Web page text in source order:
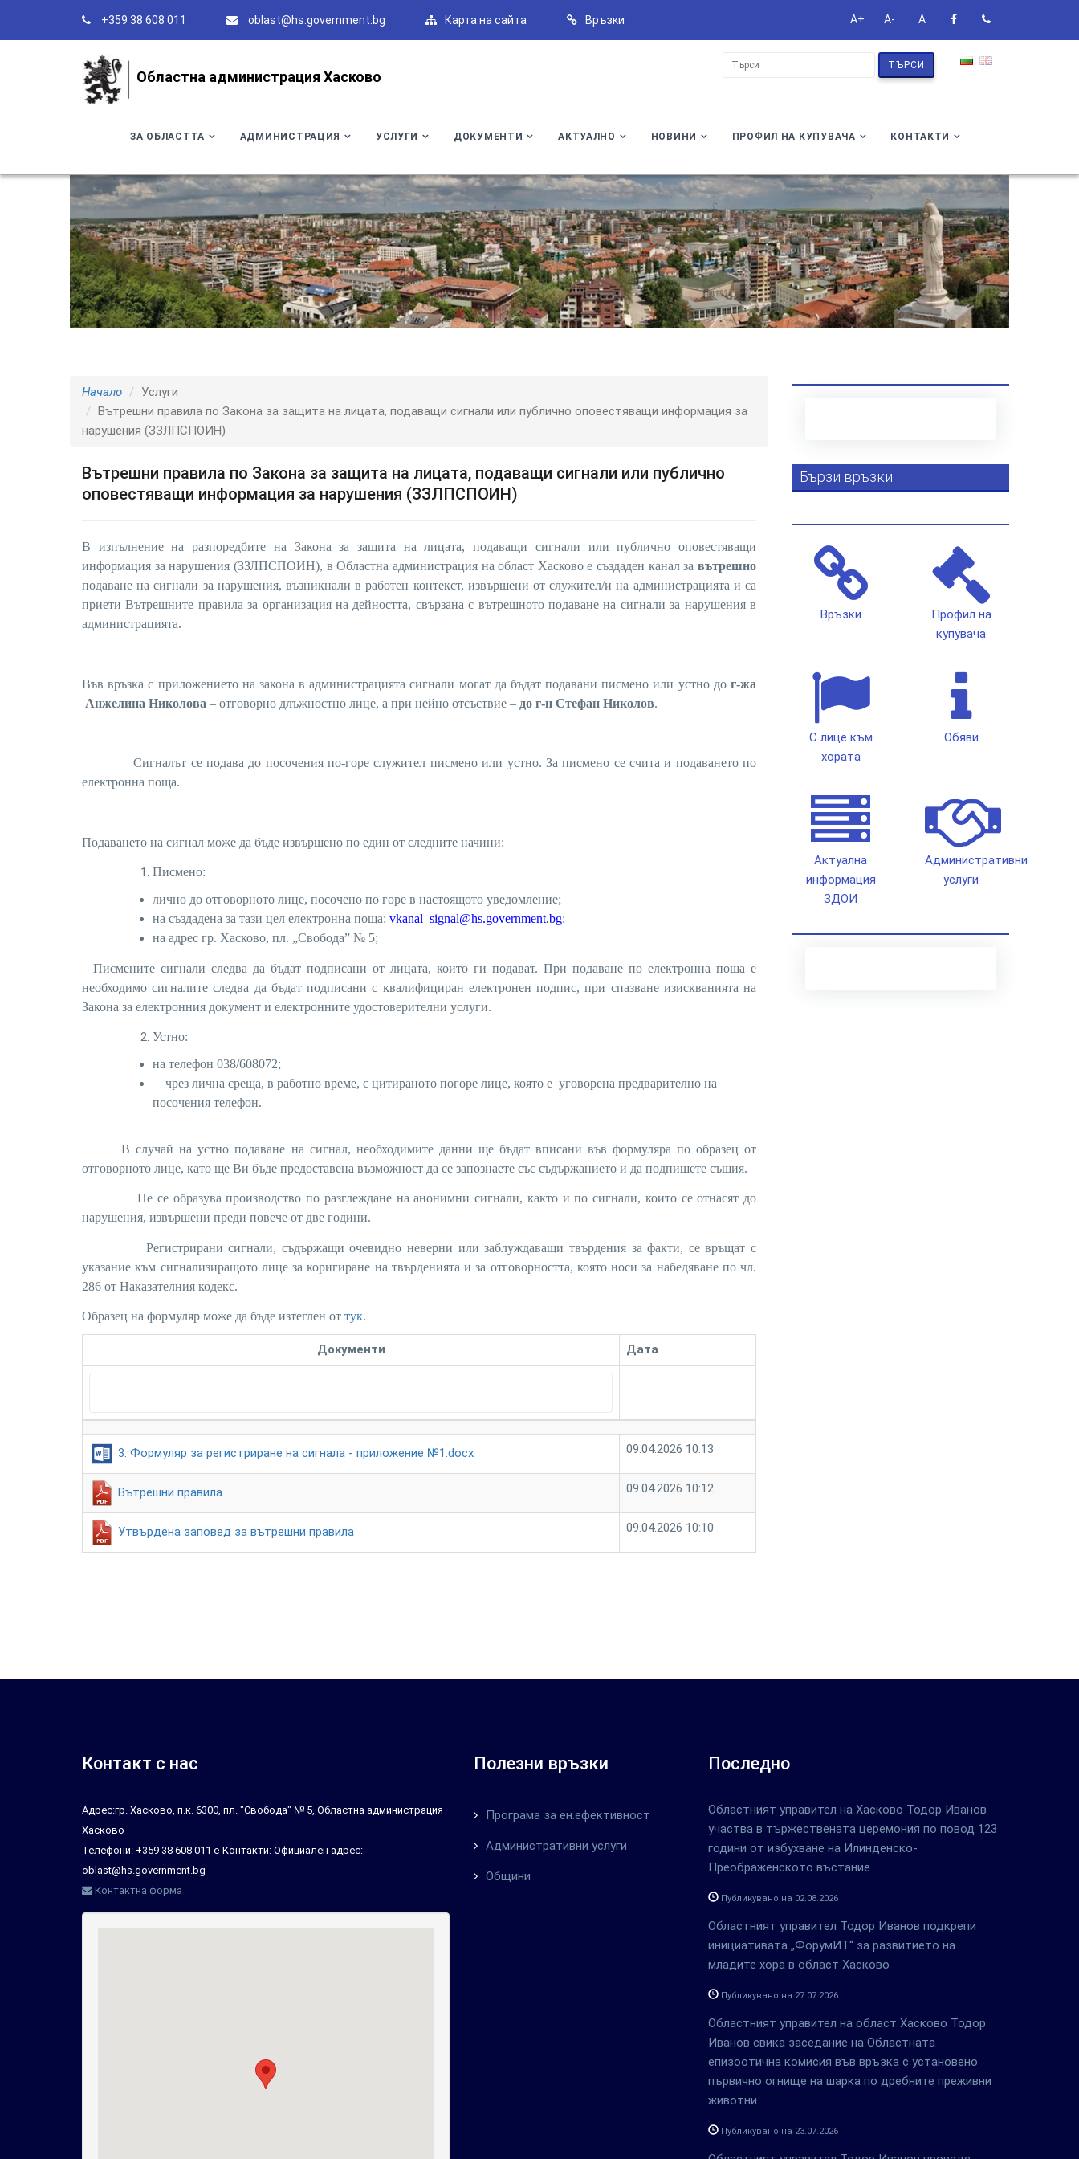
+359 38 608 011 oblast@hs.government.bg Карта на сайта Връзки A+ A- A
Областна администрация Хасково
ТЪРСИ
ЗА ОБЛАСТТА АДМИНИСТРАЦИЯ УСЛУГИ ДОКУМЕНТИ АКТУАЛНО НОВИНИ ПРОФИЛ НА КУПУВАЧА КОНТАКТИ
Начало
Услуги
Вътрешни правила по Закона за защита на лицата, подаващи сигнали или публично оповестяващи информация за
нарушения (ЗЗЛПСПОИН)
Вътрешни правила по Закона за защита на лицата, подаващи сигнали или публично
оповестяващи информация за нарушения (ЗЗЛПСПОИН)
В изпълнение на разпоредбите на Закона за защита на лицата, подаващи сигнали или публично оповестяващи
информация за нарушения (ЗЗЛПСПОИН), в Областна администрация на област Хасково е създаден канал за вътрешно
подаване на сигнали за нарушения, възникнали в работен контекст, извършени от служител/и на администрацията и са
приетиВътрешните правила за организация на дейността, свързана с вътрешното подаване на сигнали за нарушения в
администрацията.
Във връзка с приложението на закона в администрацията сигнали могат да бъдат подавани писмено или устно до г-жа
Анжелина Николова – отговорно длъжностно лице, а при нейно отсъствие – до г-н Стефан Николов.
Сигналът се подава до посочения по-горе служител писмено или устно. За писмено се счита и подаването по
електронна поща.
Подаването на сигнал може да бъде извършено по един от следните начини:
Писмено:
лично до отговорното лице, посочено по горе в настоящото уведомление;
на създадена за тази цел електронна поща: vkanal_signal@hs.government.bg;
на адрес гр. Хасково, пл. „Свобода” № 5;
Писмените сигнали следва да бъдат подписани от лицата, които ги подават. При подаване по електронна поща е
необходимо сигналите следва да бъдат подписани с квалифициран електронен подпис, при спазване изискванията на
Закона за електронния документ и електронните удостоверителни услуги.
Устно:
на телефон 038/608072;
чрез лична среща, в работно време, с цитираното погоре лице, която е уговорена предварително на
посочения телефон.
В случай на устно подаване на сигнал, необходимите данни ще бъдат вписани във формуляра по образец от
отговорното лице, като ще Ви бъде предоставена възможност да се запознаете със съдържанието и да подпишете същия.
Не се образува производство по разглеждане на анонимни сигнали, както и по сигнали, които се отнасят до
нарушения, извършени преди повече от две години.
Регистрирани сигнали, съдържащи очевидно неверни или заблуждаващи твърдения за факти, се връщат с
указание към сигнализиращото лице за коригиране на твърденията и за отговорността, която носи за набедяване по чл.
286 от Наказателния кодекс.
Образец на формуляр може да бъде изтеглен от тук.
Документи Дата
3. Формуляр за регистриране на сигнала - приложение №1.docx 09.04.2026 10:13
Вътрешни правила 09.04.2026 10:12
Утвърдена заповед за вътрешни правила 09.04.2026 10:10
Бързи връзки
Връзки
Профил на
купувача
С лице към
хората
Обяви
Актуална
информация
ЗДОИ
Административни
услуги
Контакт с нас
Адрес:гр. Хасково, п.к. 6300, пл. "Свобода" № 5, Областна администрация
Хасково
Телефони: +359 38 608 011 е-Контакти: Официален адрес:
oblast@hs.government.bg
Контактна форма
Полезни връзки
Програма за ен.ефективност
Административни услуги
Общини
Последно
Областният управител на Хасково Тодор Иванов
участва в тържествената церемония по повод 123
години от избухване на Илинденско-
Преображенското въстание
Публикувано на 02.08.2026
Областният управител Тодор Иванов подкрепи
инициативата „ФорумИТ“ за развитието на
младите хора в област Хасково
Публикувано на 27.07.2026
Областният управител на област Хасково Тодор
Иванов свика заседание на Областната
епизоотична комисия във връзка с установено
първично огнище на шарка по дребните преживни
животни
Публикувано на 23.07.2026